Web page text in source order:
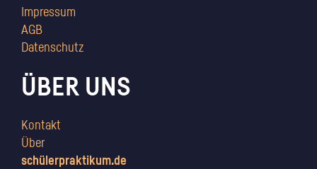
Impressum
AGB
Datenschutz
ÜBER UNS
Kontakt
Über
schülerpraktikum.de